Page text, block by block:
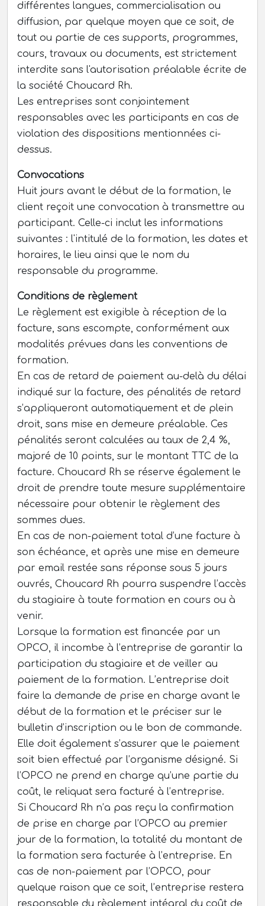
différentes langues, commercialisation ou
diffusion, par quelque moyen que ce soit, de
tout ou partie de ces supports, programmes,
cours, travaux ou documents, est strictement
interdite sans l'autorisation préalable écrite de
la société Choucard Rh.
Les entreprises sont conjointement
responsables avec les participants en cas de
violation des dispositions mentionnées ci-
dessus.
Convocations
Huit jours avant le début de la formation, le
client reçoit une convocation à transmettre au
participant. Celle-ci inclut les informations
suivantes : l'intitulé de la formation, les dates et
horaires, le lieu ainsi que le nom du
responsable du programme.
Conditions de règlement
Le règlement est exigible à réception de la
facture, sans escompte, conformément aux
modalités prévues dans les conventions de
formation.
En cas de retard de paiement au-delà du délai
indiqué sur la facture, des pénalités de retard
s’appliqueront automatiquement et de plein
droit, sans mise en demeure préalable. Ces
pénalités seront calculées au taux de 2,4 %,
majoré de 10 points, sur le montant TTC de la
facture. Choucard Rh se réserve également le
droit de prendre toute mesure supplémentaire
nécessaire pour obtenir le règlement des
sommes dues.
En cas de non-paiement total d’une facture à
son échéance, et après une mise en demeure
par email restée sans réponse sous 5 jours
ouvrés, Choucard Rh pourra suspendre l’accès
du stagiaire à toute formation en cours ou à
venir.
Lorsque la formation est financée par un
OPCO, il incombe à l’entreprise de garantir la
participation du stagiaire et de veiller au
paiement de la formation. L’entreprise doit
faire la demande de prise en charge avant le
début de la formation et le préciser sur le
bulletin d’inscription ou le bon de commande.
Elle doit également s’assurer que le paiement
soit bien effectué par l’organisme désigné. Si
l’OPCO ne prend en charge qu’une partie du
coût, le reliquat sera facturé à l’entreprise.
Si Choucard Rh n’a pas reçu la confirmation
de prise en charge par l’OPCO au premier
jour de la formation, la totalité du montant de
la formation sera facturée à l’entreprise. En
cas de non-paiement par l’OPCO, pour
quelque raison que ce soit, l’entreprise restera
responsable du règlement intégral du coût de